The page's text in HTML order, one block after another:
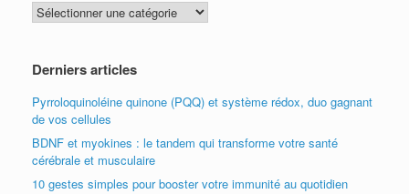
Catégories
articles
Derniers articles
Pyrroloquinoléine quinone (PQQ) et système rédox, duo gagnant
de vos cellules
BDNF et myokines : le tandem qui transforme votre santé
cérébrale et musculaire
10 gestes simples pour booster votre immunité au quotidien